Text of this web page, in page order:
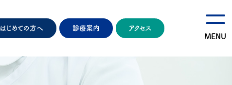
はじめての方へ 診療案内 アクセス